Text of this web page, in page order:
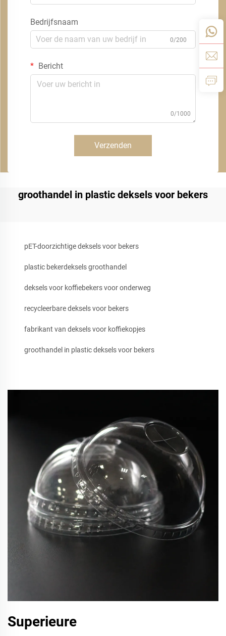
Bedrijfsnaam
0/200
Bericht
0/1000
Verzenden
groothandel in plastic deksels voor bekers
pET-doorzichtige deksels voor bekers
plastic bekerdeksels groothandel
deksels voor koffiebekers voor onderweg
recycleerbare deksels voor bekers
fabrikant van deksels voor koffiekopjes
groothandel in plastic deksels voor bekers
Superieure